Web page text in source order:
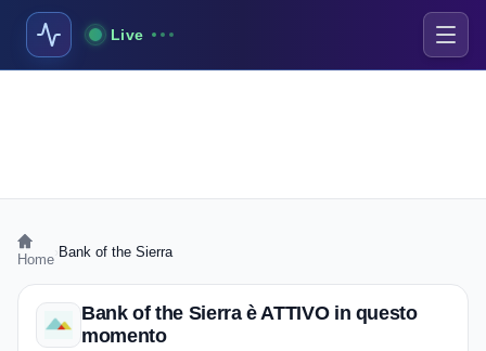
Live
Home Bank of the Sierra
Bank of the Sierra è ATTIVO in questo
momento